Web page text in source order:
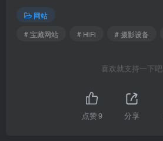
网站
# 宝藏网站
# HiFi # 摄影设备
喜欢就支持一下吧
点赞9 分享